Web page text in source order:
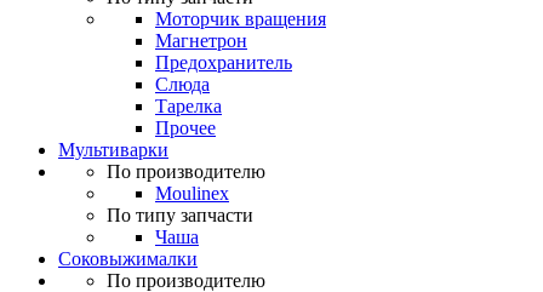
Моторчик вращения
Магнетрон
Предохранитель
Слюда
Тарелка
Прочее
Мультиварки
По производителю
Moulinex
По типу запчасти
Чаша
Соковыжималки
По производителю